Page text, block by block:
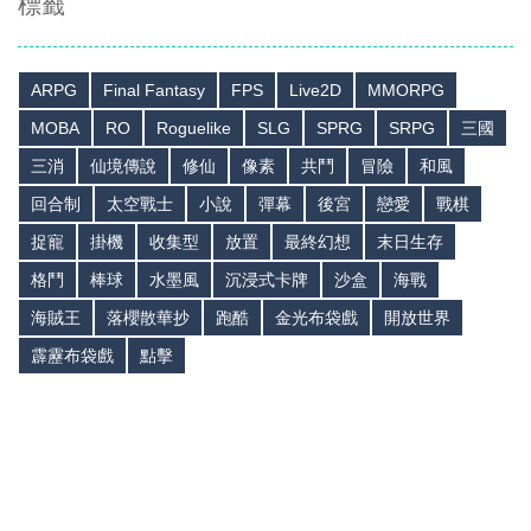
ARPG Final Fantasy FPS Live2D
MMORPG
MOBA
RO Roguelike SLG SPRG SRPG
三國
三消
仙境傳說 修仙 像素 共鬥 冒險
和風
回合制
太空戰士 小說 彈幕 後宮 戀愛
戰棋
捉寵
掛機 收集型 放置 最終幻想
末日生存
格鬥
棒球 水墨風 沉浸式卡牌 沙盒
海戰
海賊王
落櫻散華抄 跑酷 金光布袋戲
開放世界
霹靂布袋戲
點擊